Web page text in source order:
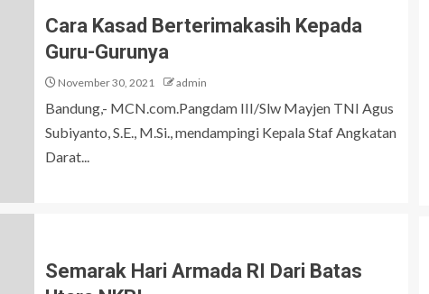
Cara Kasad Berterimakasih Kepada
Guru-Gurunya
November 30, 2021 admin
Bandung,- MCN.com.Pangdam III/Slw Mayjen TNI Agus
Subiyanto, S.E., M.Si., mendampingi Kepala Staf Angkatan
Darat...
Semarak Hari Armada RI Dari Batas